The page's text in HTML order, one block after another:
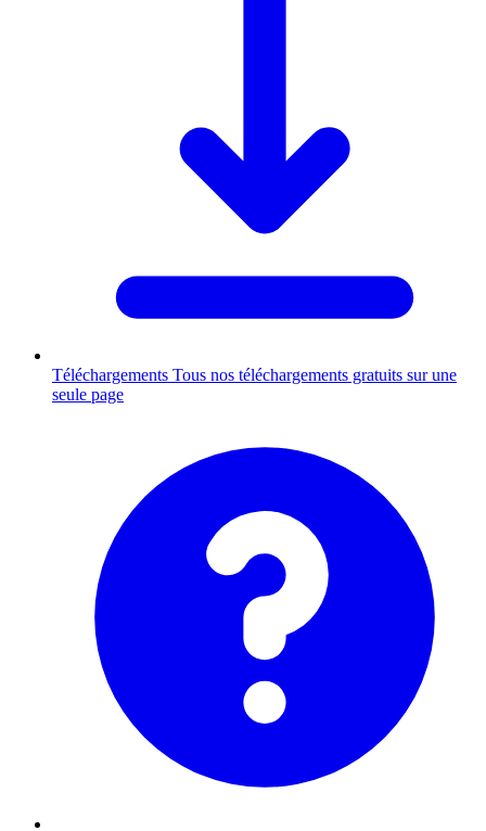
Téléchargements Tous nos téléchargements gratuits sur une
seule page